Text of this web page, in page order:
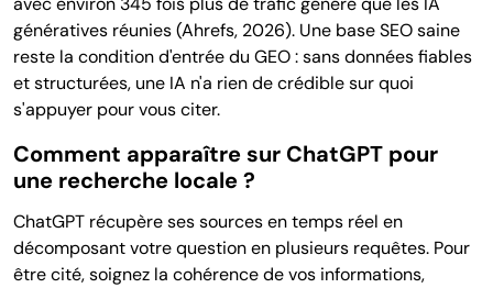
génératives réunies (Ahrefs, 2026). Une base SEO saine
reste la condition d'entrée du GEO : sans données fiables
et structurées, une IA n'a rien de crédible sur quoi
s'appuyer pour vous citer.
Comment apparaître sur ChatGPT pour
une recherche locale ?
ChatGPT récupère ses sources en temps réel en
décomposant votre question en plusieurs requêtes. Pour
être cité, soignez la cohérence de vos informations,